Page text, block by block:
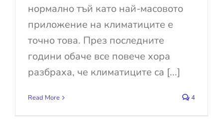
нормално тъй като най-масовото
приложение на климатиците е
точно това. През последните
години обаче все повече хора
разбраха, че климатиците са [...]
Read More 4